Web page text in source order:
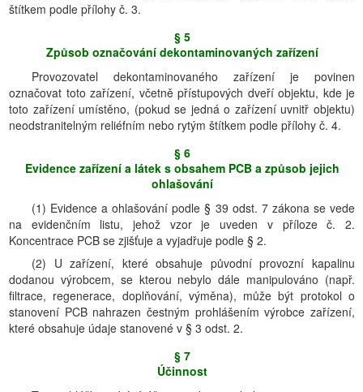
štítkem podle přílohy č. 3.
§ 5
Způsob označování dekontaminovaných zařízení
Provozovatel dekontaminovaného zařízení je povinen
označovat toto zařízení, včetně přístupových dveří objektu, kde je
toto zařízení umístěno, (pokud se jedná o zařízení uvnitř objektu)
neodstranitelným reliéfním nebo rytým štítkem podle přílohy č. 4.
§ 6
Evidence zařízení a látek s obsahem PCB a způsob jejich
ohlašování
(1) Evidence a ohlašování podle § 39 odst. 7 zákona se vede
na evidenčním listu, jehož vzor je uveden v příloze č. 2.
Koncentrace PCB se zjišťuje a vyjadřuje podle § 2.
(2) U zařízení, které obsahuje původní provozní kapalinu
dodanou výrobcem, se kterou nebylo dále manipulováno (např.
filtrace, regenerace, doplňování, výměna), může být protokol o
stanovení PCB nahrazen čestným prohlášením výrobce zařízení,
které obsahuje údaje stanovené v § 3 odst. 2.
§ 7
Účinnost